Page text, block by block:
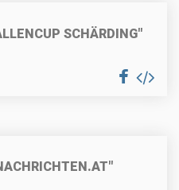
SCHÄRDING"